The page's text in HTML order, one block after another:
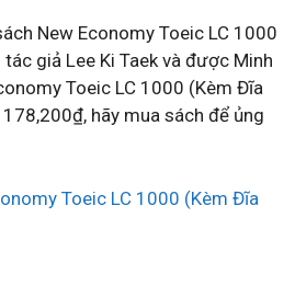
New Economy Toeic LC 1000
giả Lee Ki Taek và được Minh
Toeic LC 1000 (Kèm Đĩa
hãy mua sách để ủng
Toeic LC 1000 (Kèm Đĩa